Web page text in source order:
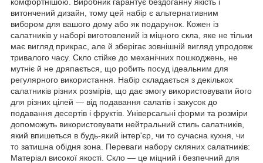
витончений дизайн, тому цей набір є альтернативним
вибором для вашого дому або як подарунок. Кожен із
салатників у наборі виготовлений із міцного скла, яке не тільки
має вигляд прикрас, але й зберігає зовнішній вигляд упродовж
тривалого часу. Скло стійке до механічних пошкоджень, не
мутніє й не дряпається, що робить посуд ідеальним для
регулярного використання. Набір складається з декількох
салатників різних розмірів, що дає змогу використовувати його
для різних цілей — від подавання салатів і закусок до
подавання десертів і фруктів. Універсальні форми та розміри
допоможуть використовувати нейтральний стиль салатників,
який впишеться в будь-який інтер'єр, чи то сучасна кухня, чи
то затишна обідня зона. Переваги набору скляних салатників:
Матеріал високої якості. Скло — це міцний і безпечний для